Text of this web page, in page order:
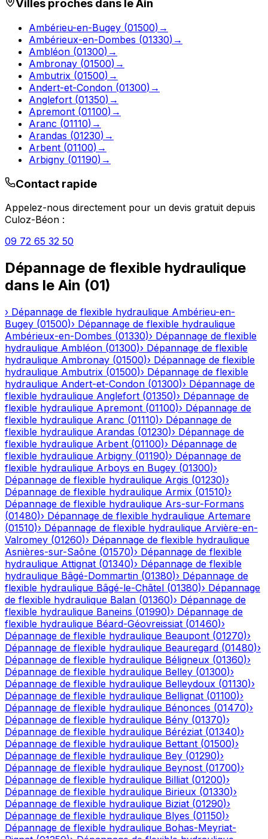
Villes proches dans leAin
Ambérieu-en-Bugey (01500) →
Ambérieux-en-Dombes (01330) →
Ambléon (01300) →
Ambronay (01500) →
Ambutrix (01500) →
Andert-et-Condon (01300) →
Anglefort (01350) →
Apremont (01100) →
Aranc (01110) →
Arandas (01230) →
Arbent (01100) →
Arbigny (01190) →
Contact rapide
Appelez-nous directement pour un devis gratuit depuis
Culoz-Béon :
09 72 65 32 50
Dépannage de flexible hydraulique
dans le Ain (01)
› Dépannage de flexible hydraulique Ambérieu-en-
Bugey (01500)› Dépannage de flexible hydraulique
Ambérieux-en-Dombes (01330)› Dépannage de flexible
hydraulique Ambléon (01300)› Dépannage de flexible
hydraulique Ambronay (01500)› Dépannage de flexible
hydraulique Ambutrix (01500)› Dépannage de flexible
hydraulique Andert-et-Condon (01300)› Dépannage de
flexible hydraulique Anglefort (01350)› Dépannage de
flexible hydraulique Apremont (01100)› Dépannage de
flexible hydraulique Aranc (01110)› Dépannage de
flexible hydraulique Arandas (01230)› Dépannage de
flexible hydraulique Arbent (01100)› Dépannage de
flexible hydraulique Arbigny (01190)› Dépannage de
flexible hydraulique Arboys en Bugey (01300)›
Dépannage de flexible hydraulique Argis (01230)›
Dépannage de flexible hydraulique Armix (01510)›
Dépannage de flexible hydraulique Ars-sur-Formans
(01480)› Dépannage de flexible hydraulique Artemare
(01510)› Dépannage de flexible hydraulique Arvière-en-
Valromey (01260)› Dépannage de flexible hydraulique
Asnières-sur-Saône (01570)› Dépannage de flexible
hydraulique Attignat (01340)› Dépannage de flexible
hydraulique Bâgé-Dommartin (01380)› Dépannage de
flexible hydraulique Bâgé-le-Châtel (01380)› Dépannage
de flexible hydraulique Balan (01360)› Dépannage de
flexible hydraulique Baneins (01990)› Dépannage de
flexible hydraulique Béard-Géovreissiat (01460)›
Dépannage de flexible hydraulique Beaupont (01270)›
Dépannage de flexible hydraulique Beauregard (01480)›
Dépannage de flexible hydraulique Béligneux (01360)›
Dépannage de flexible hydraulique Belley (01300)›
Dépannage de flexible hydraulique Belleydoux (01130)›
Dépannage de flexible hydraulique Bellignat (01100)›
Dépannage de flexible hydraulique Bénonces (01470)›
Dépannage de flexible hydraulique Bény (01370)›
Dépannage de flexible hydraulique Béréziat (01340)›
Dépannage de flexible hydraulique Bettant (01500)›
Dépannage de flexible hydraulique Bey (01290)›
Dépannage de flexible hydraulique Beynost (01700)›
Dépannage de flexible hydraulique Billiat (01200)›
Dépannage de flexible hydraulique Birieux (01330)›
Dépannage de flexible hydraulique Biziat (01290)›
Dépannage de flexible hydraulique Blyes (01150)›
Dépannage de flexible hydraulique Bohas-Meyriat-